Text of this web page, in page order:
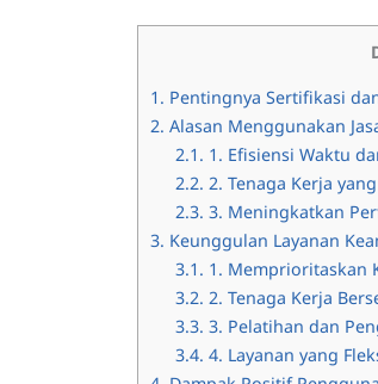
1. Pentingnya Sertifikasi
2. Alasan Menggunakan
2.1. 1. Efisiensi Waktu
2.2. 2. Tenaga Kerja
2.3. 3. Meningkatkan
3. Keunggulan Layanan
3.1. 1. Memprioritaskan
3.2. 2. Tenaga Kerja
3.3. 3. Pelatihan dan
3.4. 4. Layanan yang